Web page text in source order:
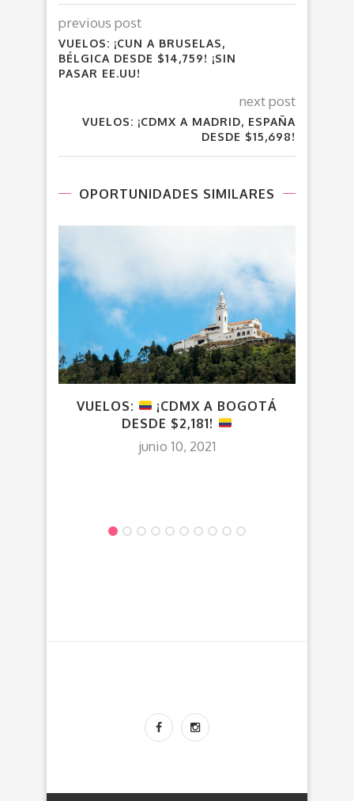
previous post
VUELOS: ¡CUN A BRUSELAS,
BÉLGICA DESDE $14,759! ¡SIN
PASAR EE.UU!
next post
VUELOS: ¡CDMX A MADRID, ESPAÑA
DESDE $15,698!
OPORTUNIDADES SIMILARES
VUELOS:
¡CDMX A BOGOTÁ
DESDE $2,181!
junio 10, 2021